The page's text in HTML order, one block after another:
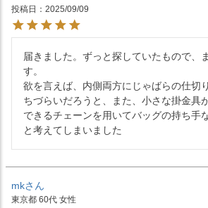
投稿日
2025/09/09
届きました。ずっと探していたもので、
す。
欲を言えば、内側両方にじゃばらの仕切
ちづらいだろうと、また、小さな掛金具
できるチェーンを用いてバッグの持ち手
と考えてしまいました
mk
東京都 60代 女性